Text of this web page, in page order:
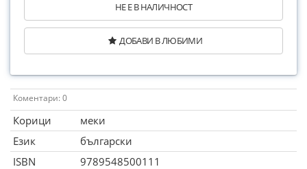
НЕ Е В НАЛИЧНОСТ
ДОБАВИ В ЛЮБИМИ
Коментари: 0
Корици
меки
Език
български
ISBN
9789548500111